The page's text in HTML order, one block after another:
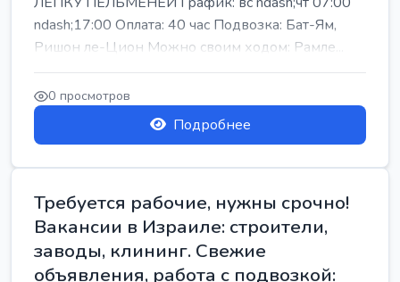
ndash;17:00 Оплата: 40 час Подвозка: Бат-Ям,
Ришон ле-Цион Можно своим ходом: Рамле...
0 просмотров
Подробнее
Требуется рабочие, нужны срочно!
Вакансии в Израиле: строители,
заводы, клининг. Свежие
объявления, работа с подвозкой: